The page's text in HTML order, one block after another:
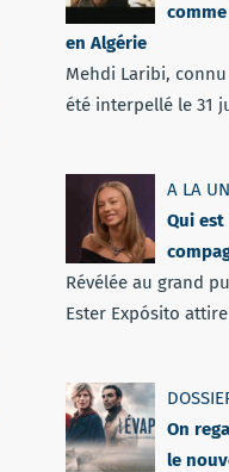
en Algérie
Mehdi Laribi,
été interpellé le 31
A LA
Qui
Révélée au grand
Ester Expósito
On
le